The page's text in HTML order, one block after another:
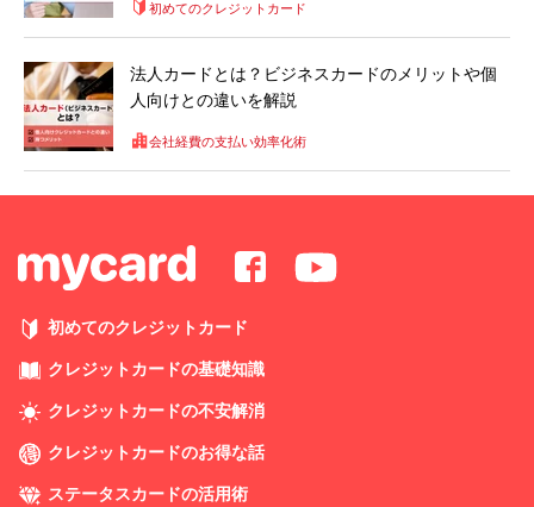
初めてのクレジットカード
法人カードとは？ビジネスカードのメリットや個
人向けとの違いを解説
会社経費の支払い効率化術
初めてのクレジットカード
クレジットカードの基礎知識
クレジットカードの不安解消
クレジットカードのお得な話
ステータスカードの活用術